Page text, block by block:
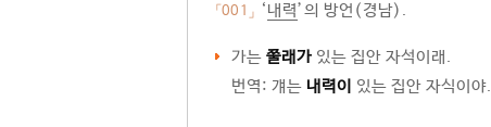
「001」 ‘내력’의 방언(경남).
가는 쭐래가 있는 집안 자석이래.
번역: 걔는 내력이 있는 집안 자식이야.